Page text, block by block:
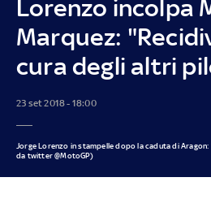
Lorenzo incolpa
Marquez:
cura degli altri
23 set 2018 - 18:00
Jorge Lorenzo in stampelle dopo la caduta di
da twitter @MotoGP)